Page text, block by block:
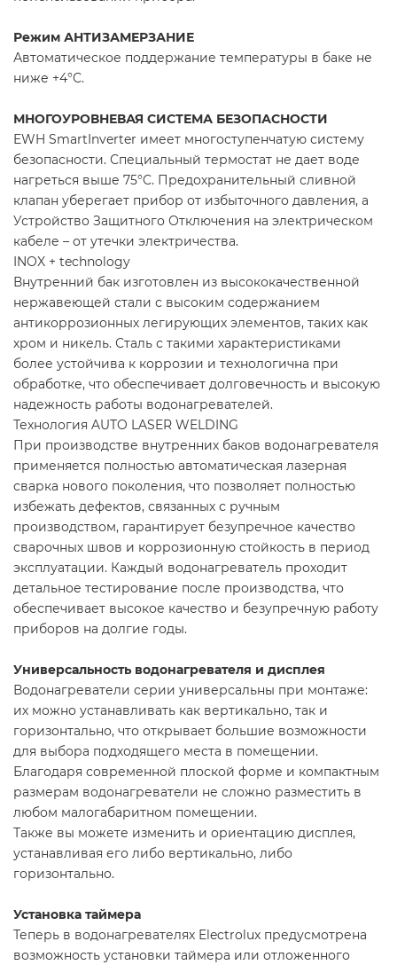
Режим АНТИЗАМЕРЗАНИЕ
Автоматическое поддержание температуры в баке не
ниже +4°С.
МНОГОУРОВНЕВАЯ СИСТЕМА БЕЗОПАСНОСТИ
EWH SmartInverter имеет многоступенчатую систему
безопасности. Специальный термостат не дает воде
нагреться выше 75°C. Предохранительный сливной
клапан уберегает прибор от избыточного давления, а
Устройство Защитного Отключения на электрическом
кабеле – от утечки электричества.
INOX + technology
Внутренний бак изготовлен из высококачественной
нержавеющей стали с высоким содержанием
антикоррозионных легирующих элементов, таких как
хром и никель. Сталь с такими характеристиками
более устойчива к коррозии и технологична при
обработке, что обеспечивает долговечность и высокую
надежность работы водонагревателей.
Технология AUTO LASER WELDING
При производстве внутренних баков водонагревателя
применяется полностью автоматическая лазерная
сварка нового поколения, что позволяет полностью
избежать дефектов, связанных с ручным
производством, гарантирует безупречное качество
сварочных швов и коррозионную стойкость в период
эксплуатации. Каждый водонагреватель проходит
детальное тестирование после производства, что
обеспечивает высокое качество и безупречную работу
приборов на долгие годы.
Универсальность водонагревателя и дисплея
Водонагреватели серии универсальны при монтаже:
их можно устанавливать как вертикально, так и
горизонтально, что открывает большие возможности
для выбора подходящего места в помещении.
Благодаря современной плоской форме и компактным
размерам водонагреватели не сложно разместить в
любом малогабаритном помещении.
Также вы можете изменить и ориентацию дисплея,
устанавливая его либо вертикально, либо
горизонтально.
Установка таймера
Теперь в водонагревателях Electrolux предусмотрена
возможность установки таймера или отложенного